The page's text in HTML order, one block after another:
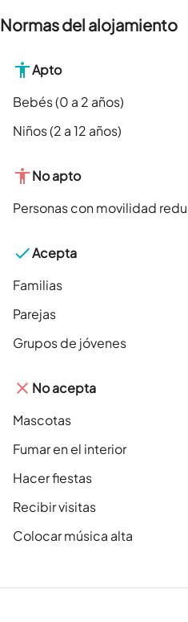
Normas del alojamiento
Apto
Bebés (0 a 2 años)
Niños (2 a 12 años)
No apto
Personas con movilidad
Acepta
Familias
Parejas
Grupos de jóvenes
No acepta
Mascotas
Fumar en el interior
Hacer fiestas
Recibir visitas
Colocar música alta